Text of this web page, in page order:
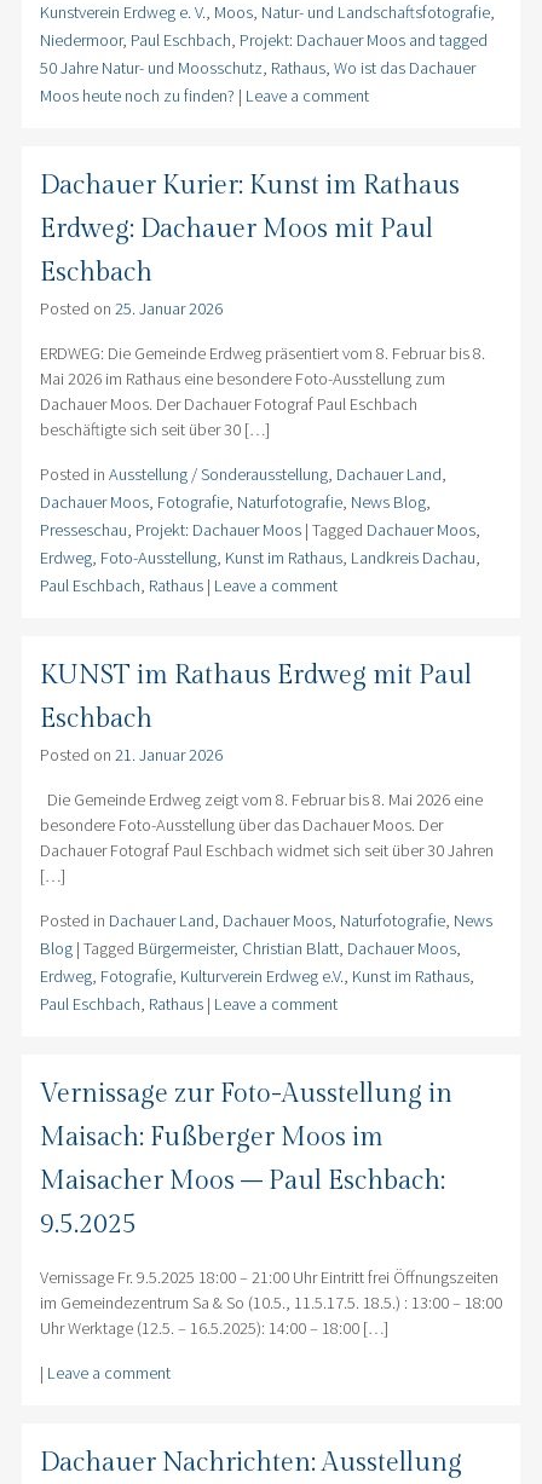
Kunstverein Erdweg e. V., Moos, Natur- und Landschaftsfotografie,
Niedermoor, Paul Eschbach, Projekt: Dachauer Moos and tagged
50 Jahre Natur- und Moosschutz, Rathaus, Wo ist das Dachauer
Moos heute noch zu finden? | Leave a comment
Dachauer Kurier: Kunst im Rathaus
Erdweg: Dachauer Moos mit Paul
Eschbach
Posted on 25. Januar 2026
ERDWEG: Die Gemeinde Erdweg präsentiert vom 8. Februar bis 8.
Mai 2026 im Rathaus eine besondere Foto-Ausstellung zum
Dachauer Moos. Der Dachauer Fotograf Paul Eschbach
beschäftigte sich seit über 30 […]
Posted in Ausstellung / Sonderausstellung, Dachauer Land,
Dachauer Moos, Fotografie, Naturfotografie, News Blog,
Presseschau, Projekt: Dachauer Moos | Tagged Dachauer Moos,
Erdweg, Foto-Ausstellung, Kunst im Rathaus, Landkreis Dachau,
Paul Eschbach, Rathaus | Leave a comment
KUNST im Rathaus Erdweg mit Paul
Eschbach
Posted on 21. Januar 2026
Die Gemeinde Erdweg zeigt vom 8. Februar bis 8. Mai 2026 eine
besondere Foto-Ausstellung über das Dachauer Moos. Der
Dachauer Fotograf Paul Eschbach widmet sich seit über 30 Jahren
[…]
Posted in Dachauer Land, Dachauer Moos, Naturfotografie, News
Blog | Tagged Bürgermeister, Christian Blatt, Dachauer Moos,
Erdweg, Fotografie, Kulturverein Erdweg e.V., Kunst im Rathaus,
Paul Eschbach, Rathaus | Leave a comment
Vernissage zur Foto-Ausstellung in
Maisach: Fußberger Moos im
Maisacher Moos – Paul Eschbach:
9.5.2025
Vernissage Fr. 9.5.2025 18:00 – 21:00 Uhr Eintritt frei Öffnungszeiten
im Gemeindezentrum Sa & So (10.5., 11.5.17.5. 18.5.) : 13:00 – 18:00
Uhr Werktage (12.5. – 16.5.2025): 14:00 – 18:00 […]
| Leave a comment
Dachauer Nachrichten: Ausstellung